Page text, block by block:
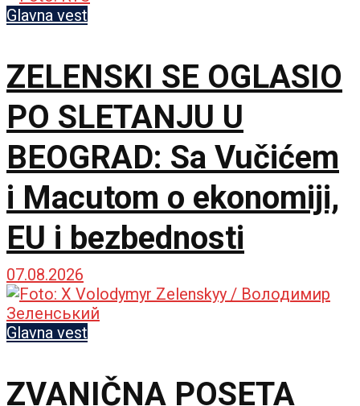
KiM
Glavna vest
ZELENSKI SE OGLASIO
PO SLETANJU U
BEOGRAD: Sa Vučićem
i Macutom o ekonomiji,
EU i bezbednosti
07.08.2026
Glavna vest
ZVANIČNA POSETA